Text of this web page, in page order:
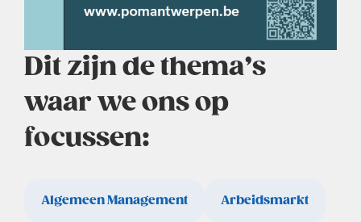
Dit zijn de thema’s
waar we ons op
focussen:
Algemeen Management Arbeidsmarkt